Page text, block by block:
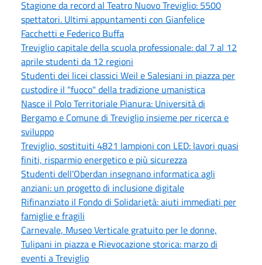
Stagione da record al Teatro Nuovo Treviglio: 5500
spettatori. Ultimi appuntamenti con Gianfelice
Facchetti e Federico Buffa
Treviglio capitale della scuola professionale: dal 7 al 12
aprile studenti da 12 regioni
Studenti dei licei classici Weil e Salesiani in piazza per
custodire il "fuoco" della tradizione umanistica
Nasce il Polo Territoriale Pianura: Università di
Bergamo e Comune di Treviglio insieme per ricerca e
sviluppo
Treviglio, sostituiti 4821 lampioni con LED: lavori quasi
finiti, risparmio energetico e più sicurezza
Studenti dell'Oberdan insegnano informatica agli
anziani: un progetto di inclusione digitale
Rifinanziato il Fondo di Solidarietà: aiuti immediati per
famiglie e fragili
Carnevale, Museo Verticale gratuito per le donne,
Tulipani in piazza e Rievocazione storica: marzo di
eventi a Treviglio